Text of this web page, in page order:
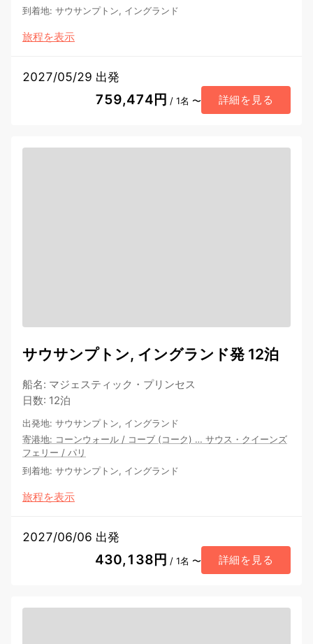
到着地: サウサンプトン, イングランド
旅程を表示
2027/05/29 出発
759,474円 / 1名 〜 詳細を見る
サウサンプトン, イングランド発 12泊
船名: マジェスティック・プリンセス
日数: 12泊
出発地: サウサンプトン, イングランド
寄港地: コーンウォール / コーブ (コーク) … サウス・クイーンズ
フェリー / パリ
到着地: サウサンプトン, イングランド
旅程を表示
2027/06/06 出発
430,138円 / 1名 〜 詳細を見る